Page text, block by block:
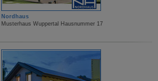
Nordhaus
Musterhaus Wuppertal Hausnummer 17